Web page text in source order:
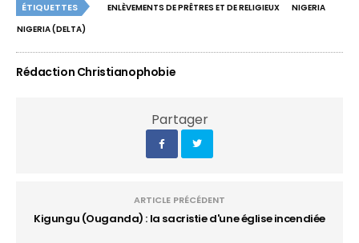
ÉTIQUETTES ENLÈVEMENTS DE PRÊTRES ET DE RELIGIEUX
NIGERIA
NIGERIA (DELTA)
Rédaction Christianophobie
Partager
ARTICLE PRÉCÉDENT
Kigungu (Ouganda) : la sacristie d'une église incendiée